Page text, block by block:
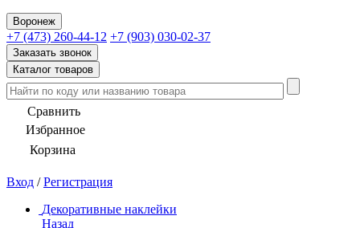
Воронеж
+7 (473) 260-44-12 +7 (903) 030-02-37
Заказать звонок
Каталог товаров
Сравнить
Избранное
Корзина
Вход / Регистрация
Декоративные наклейки
Назад